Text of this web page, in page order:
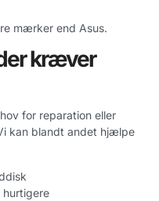
mærker end Asus.
kræver
for reparation eller
kan blandt andet hjælpe
hurtigere